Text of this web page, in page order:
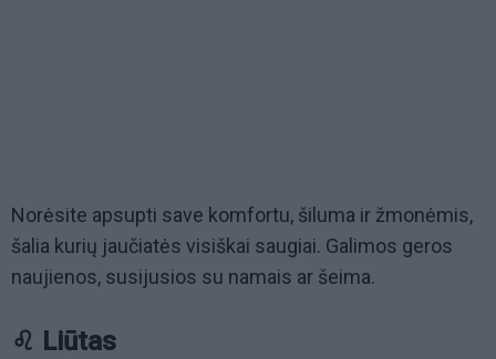
Norėsite apsupti save komfortu, šiluma ir žmonėmis,
šalia kurių jaučiatės visiškai saugiai. Galimos geros
naujienos, susijusios su namais ar šeima.
♌ Liūtas